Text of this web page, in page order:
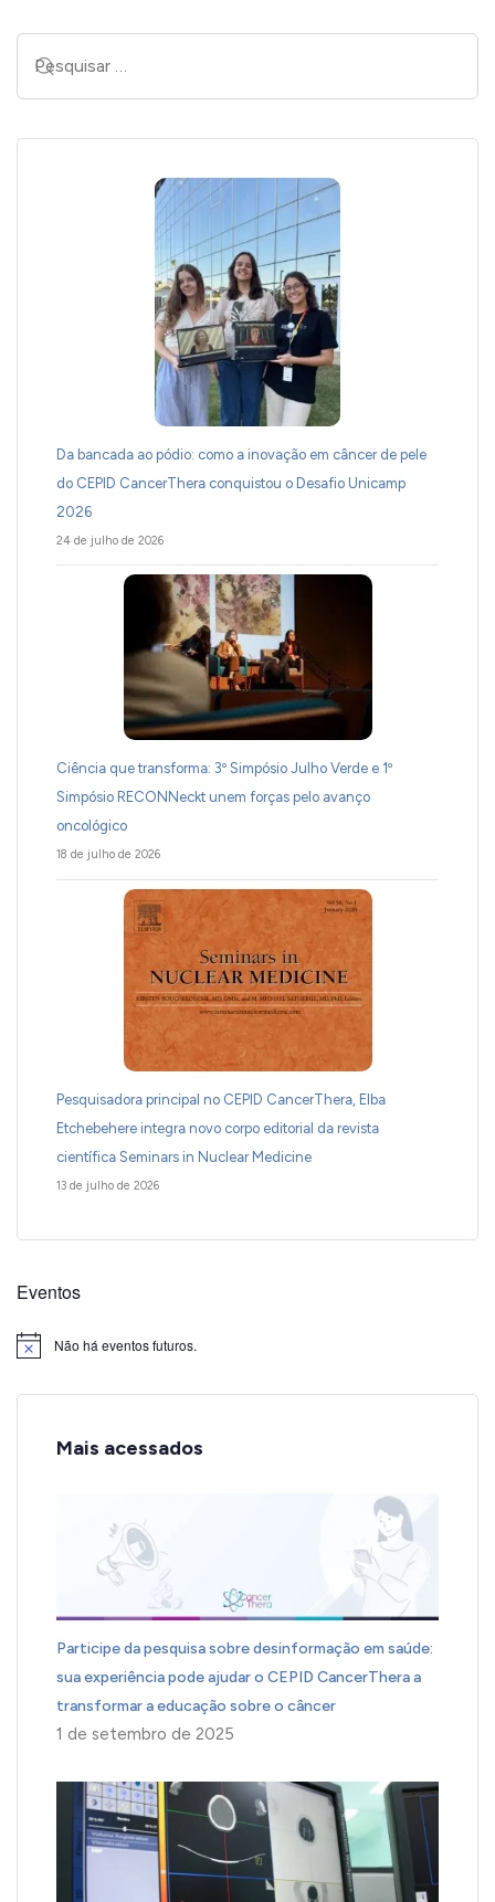
Da bancada ao pódio: como a inovação em câncer de pele
do CEPID CancerThera conquistou o Desafio Unicamp
2026
24 de julho de 2026
Ciência que transforma: 3º Simpósio Julho Verde e 1º
Simpósio RECONNeckt unem forças pelo avanço
oncológico
18 de julho de 2026
Pesquisadora principal no CEPID CancerThera, Elba
Etchebehere integra novo corpo editorial da revista
científica Seminars in Nuclear Medicine
13 de julho de 2026
Eventos
Notice Não há eventos futuros.
Mais acessados
Participe da pesquisa sobre desinformação em saúde:
sua experiência pode ajudar o CEPID CancerThera a
transformar a educação sobre o câncer
1 de setembro de 2025